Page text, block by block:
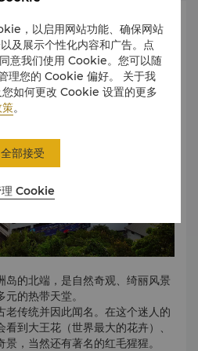
(Kompleks Karamunsing)
购物中心 (City Mall)
至 22:00。
格的街边市场，让游客在购物的同
式。例如，加雅街周日市集是小摊
产品和食品的场所。
品，请前往亚庇手工艺品市场。亚
周日跳蚤市场，出售水果、蔬菜、
简况
岛的北端，是自然奇观、绮丽风景
元的热带天堂。
老传统并因此闻名。在这个迷人的
到大王花（世界最大的花卉）、
，当然还有著名的红毛猩猩。
，以启用网站功能、确保网站
及展示个性化内容和广告。点
意我们使用 Cookie。您可以随
理您的 Cookie 偏好。 关于我
如何更改 Cookie 设置的更多
。
理 Cookie
全部接受